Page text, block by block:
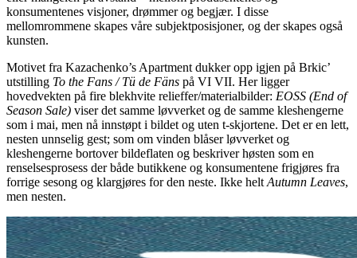
konsumentenes visjoner, drømmer og begjær. I disse
mellomrommene skapes våre subjektposisjoner, og der skapes også
kunsten.
Motivet fra Kazachenko’s Apartment dukker opp igjen på Brkic’
utstilling To the Fans / Tü de Fäns på VI VII. Her ligger
hovedvekten på fire blekhvite relieffer/materialbilder: EOSS (End of
Season Sale) viser det samme løvverket og de samme kleshengerne
som i mai, men nå innstøpt i bildet og uten t-skjortene. Det er en lett,
nesten unnselig gest; som om vinden blåser løvverket og
kleshengerne bortover bildeflaten og beskriver høsten som en
renselsesprosess der både butikkene og konsumentene frigjøres fra
forrige sesong og klargjøres for den neste. Ikke helt Autumn Leaves,
men nesten.